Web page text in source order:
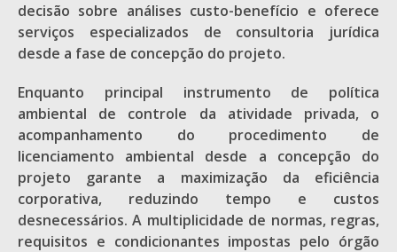
decisão sobre análises custo-benefício e oferece
serviços especializados de consultoria jurídica
desde a fase de concepção do projeto.
Enquanto principal instrumento de política
ambiental de controle da atividade privada, o
acompanhamento do procedimento de
licenciamento ambiental desde a concepção do
projeto garante a maximização da eficiência
corporativa, reduzindo tempo e custos
desnecessários. A multiplicidade de normas, regras,
requisitos e condicionantes impostas pelo órgão